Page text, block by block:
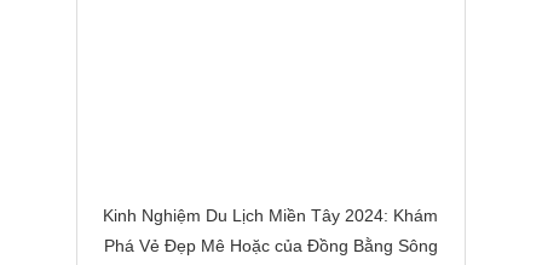
Kinh Nghiệm Du Lịch Miền Tây 2024: Khám
Phá Vẻ Đẹp Mê Hoặc của Đồng Bằng Sông